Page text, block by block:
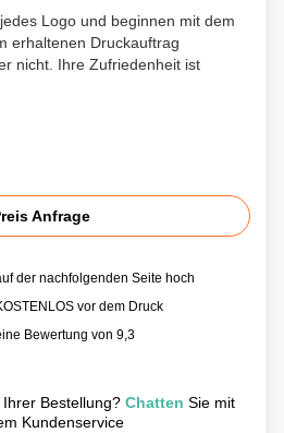
Logo und beginnen mit dem
erhaltenen Druckauftrag
nicht. Ihre Zufriedenheit ist
Anfrage
der nachfolgenden Seite hoch
vor dem Druck
Bewertung von 9,3
Bestellung? Chatten Sie mit
Kundenservice